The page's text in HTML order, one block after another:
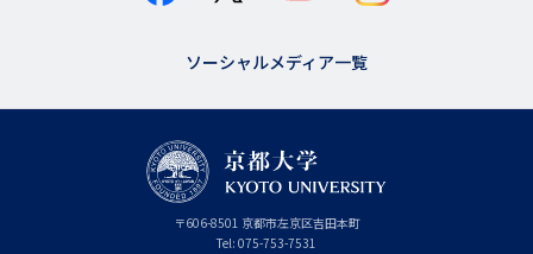
ソーシャルメディア一覧
〒606-8501 京
都
府
京都市左京区吉田本町
Tel: 075-753-7531